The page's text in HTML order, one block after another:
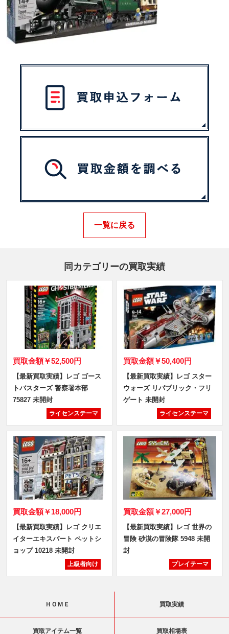
一覧に戻る
同カテゴリーの買取実績
買取金額￥52,500円
【最新買取実績】レゴ ゴース
トバスターズ 警察署本部
75827 未開封
ライセンステーマ
買取金額￥50,400円
【最新買取実績】レゴ スター
ウォーズ リパブリック・フリ
ゲート 未開封
ライセンステーマ
買取金額￥18,000円
【最新買取実績】レゴ クリエ
イターエキスパート ペットシ
ョップ 10218 未開封
上級者向け
買取金額￥27,000円
【最新買取実績】レゴ 世界の
冒険 砂漠の冒険隊 5948 未開
封
プレイテーマ
ＨＯＭＥ 買取実績
買取アイテム一覧 買取相場表